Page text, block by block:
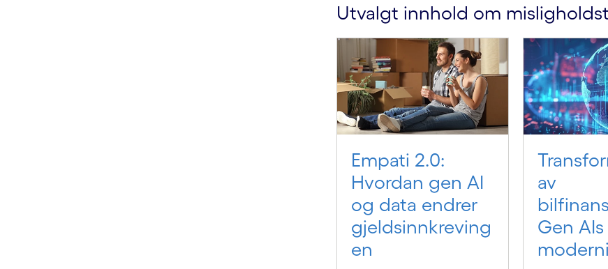
Utvalgt innhold om
Empati 2.0:
Hvordan gen AI
og data endrer
gjeldsinnkreving
en
av
Gen